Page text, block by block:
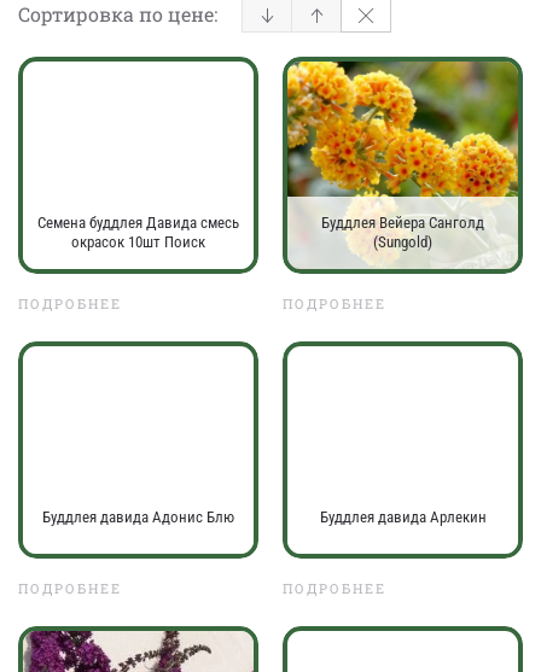
Сортировка по цене:
Семена буддлея Давида смесь
окрасок 10шт Поиск
ПОДРОБНЕЕ
Буддлея Вейера Санголд
(Sungold)
ПОДРОБНЕЕ
Буддлея давида Адонис Блю
ПОДРОБНЕЕ
Буддлея давида Арлекин
ПОДРОБНЕЕ